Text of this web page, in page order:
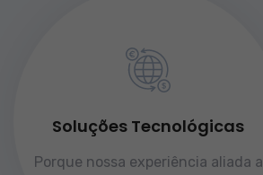
Soluções Tecnológicas
Porque nossa experiência aliada a